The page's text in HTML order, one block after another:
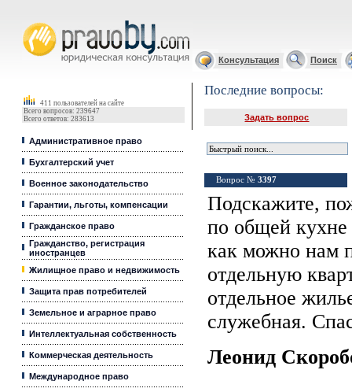
Консультация Поиск
411 пользователей на сайте
Всего вопросов: 239647
Всего ответов: 283613
Административное право
Бухгалтерский учет
Военное законодательство
Гарантии, льготы, компенсации
Гражданское право
Гражданство, регистрация
иностранцев
Жилищное право и недвижимость
Защита прав потребителей
Земельное и аграрное право
Интеллектуальная собственность
Коммерческая деятельность
Международное право
Последние вопросы:
Задать вопрос
Вопрос № 3397
Подскажите,
по общей кухне
как можно нам
отдельную
отдельное
служебная.
Леонид